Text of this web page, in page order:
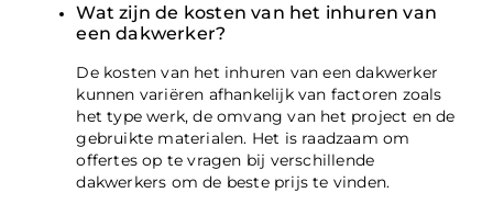
Wat zijn de kosten van het inhuren van
een dakwerker?
De kosten van het inhuren van een dakwerker
kunnen variëren afhankelijk van factoren zoals
het type werk, de omvang van het project en de
gebruikte materialen. Het is raadzaam om
offertes op te vragen bij verschillende
dakwerkers om de beste prijs te vinden.